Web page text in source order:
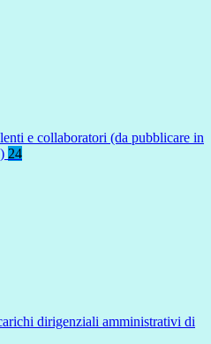
e collaboratori (da pubblicare in
24
dirigenziali amministrativi di